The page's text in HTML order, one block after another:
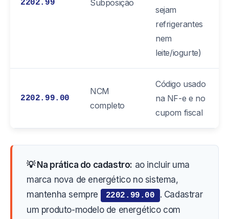
2202.99 Subposição
sejam
refrigerantes
nem
leite/iogurte)
2202.99.00
NCM
completo
Código usado
na NF-e e no
cupom fiscal
💡 Na prática do cadastro: ao incluir uma
marca nova de energético no sistema,
mantenha sempre
2202.99.00
. Cadastrar
um produto-modelo de energético com